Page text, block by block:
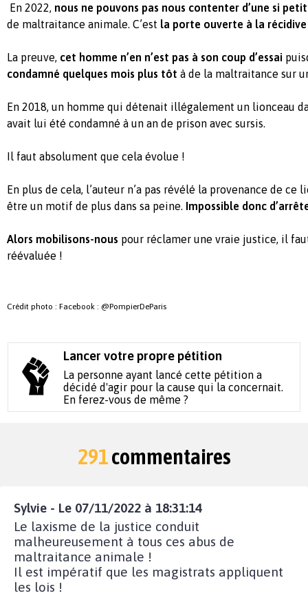
En 2022, nous ne pouvons pas nous contenter d’une si
de maltraitance animale. C’est la porte ouverte à la
La preuve, cet homme n’en n’est pas à son coup d’essai
condamné quelques mois plus tôt à de la maltraitance sur
En 2018, un homme qui détenait illégalement un lionceau
avait lui été condamné à un an de prison avec sursis.
Il faut absolument que cela évolue !
En plus de cela, l’auteur n’a pas révélé la provenance de ce
être un motif de plus dans sa peine. Impossible donc
Alors mobilisons-nous pour réclamer une vraie justice, il
réévaluée !
Crédit photo : Facebook : @PompierDeParis
Lancer votre propre pétition
La personne ayant lancé cette pétition a
décidé d'agir pour la cause qui la concernait.
En ferez-vous de même ?
291commentaires
Sylvie - Le 07/11/2022 à 18:31:14
Le laxisme de la justice conduit
malheureusement à tous ces abus de
maltraitance animale !
Il est impératif que les magistrats appliquent
les lois !